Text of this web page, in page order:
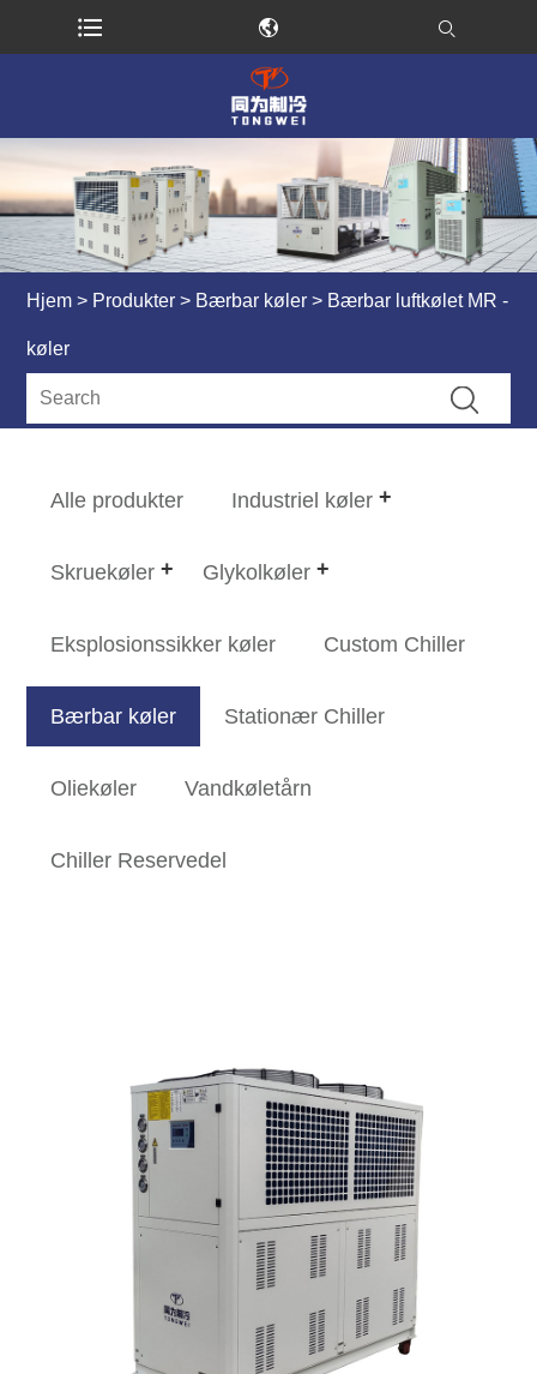
Hjem > Produkter > Bærbar køler > Bærbar luftkølet MR -
køler
Alle produkter Industriel køler
Skruekøler Glykolkøler
Eksplosionssikker køler Custom Chiller
Bærbar køler Stationær Chiller
Oliekøler Vandkøletårn
Chiller Reservedel